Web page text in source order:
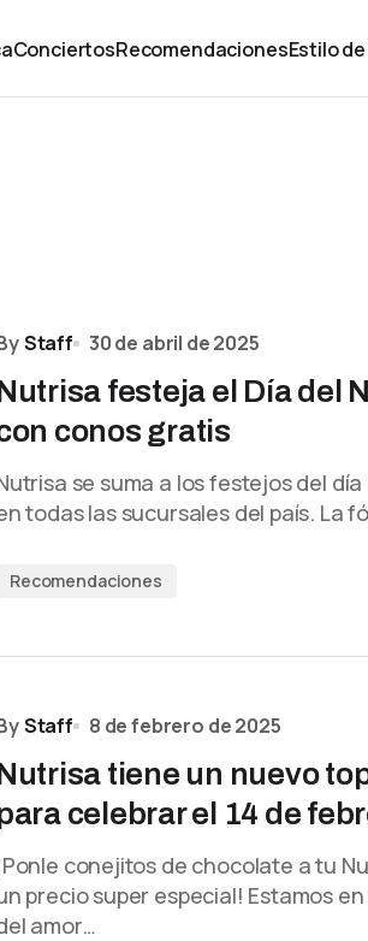
ConciertosRecomendacionesEstilo
Staff 30 de abril de 2025
festeja el Día del
conos gratis
se suma a los festejos del
todas las sucursales del país. La
Recomendaciones
Staff 8 de febrero de 2025
tiene un nuevo
celebrar el 14 de
conejitos de chocolate a tu
precio super especial! Estamos en
amor…